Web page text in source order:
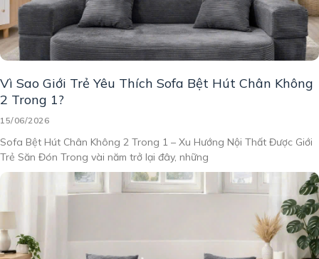
Vì Sao Giới Trẻ Yêu Thích Sofa Bệt Hút Chân Không
2 Trong 1?
15/06/2026
Sofa Bệt Hút Chân Không 2 Trong 1 – Xu Hướng Nội Thất Được Giới
Trẻ Săn Đón Trong vài năm trở lại đây, những